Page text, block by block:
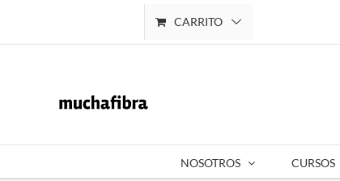
CARRITO
NOSOTROS CURSOS